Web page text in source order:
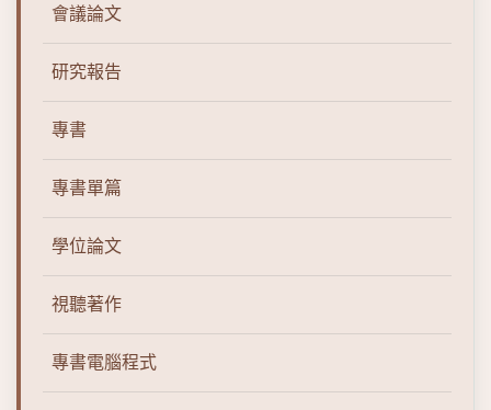
會議論文
研究報告
專書
專書單篇
學位論文
視聽著作
專書電腦程式